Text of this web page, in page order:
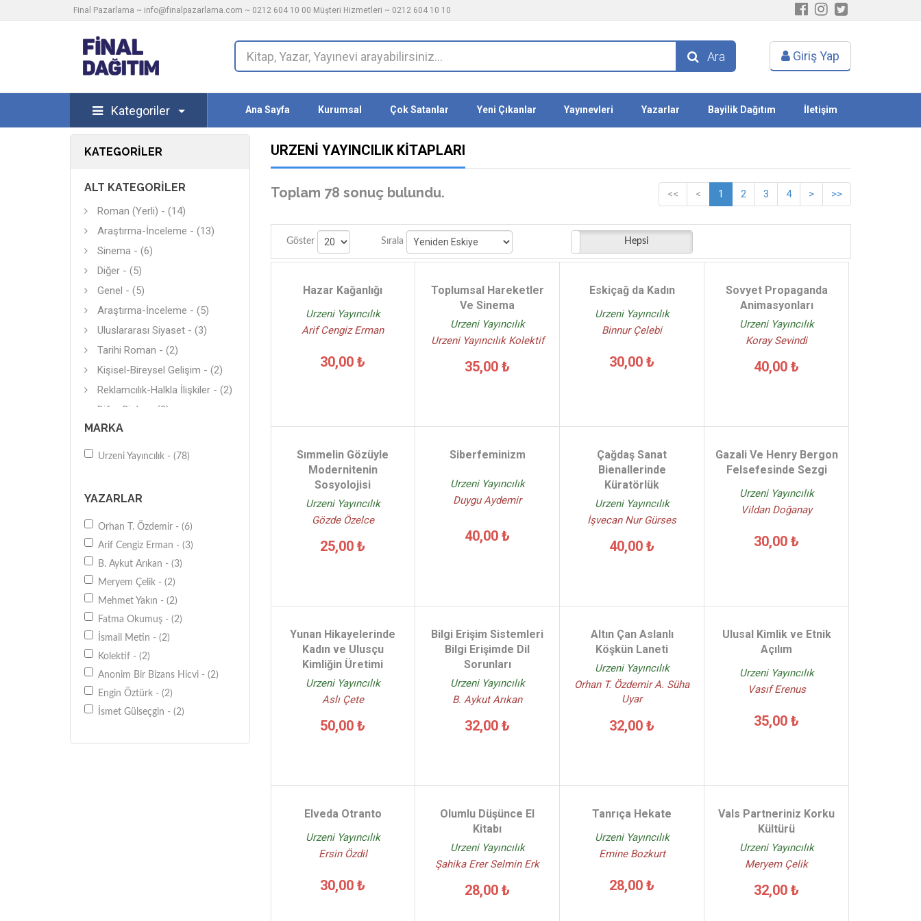
Final Pazarlama ~ info@finalpazarlama.com ~ 0212 604 10 00 Müşteri Hizmetleri ~ 0212 604 10 10
Ara Giriş Yap
Kategoriler Ana Sayfa Kurumsal Çok Satanlar Yeni Çıkanlar Yayınevleri Yazarlar Bayilik Dağıtım İletişim
KATEGORILER
ALT KATEGORILER
Roman (Yerli) - (14)
Araştırma-İnceleme - (13)
Sinema - (6)
Diğer - (5)
Genel - (5)
Araştırma-İnceleme - (5)
Uluslararası Siyaset - (3)
Tarihi Roman - (2)
Kişisel-Bireysel Gelişim - (2)
Reklamcılık-Halkla İlişkiler - (2)
Diğer Dinler - (2)
Diğer - (2)
Alevilik-Bektaşilik - (2)
Kentleşme - (1)
Türk-Osmanlı - (1)
Genel - (1)
Popüler Bilim - (1)
Diğer - (1)
Siyasal Tarih - (1)
Sağlıklı Beslenme-Diyet - (1)
Tasavvuf - (1)
İnceleme - (1)
MARKA
Urzeni Yayıncılık - (78)
YAZARLAR
Orhan T. Özdemir - (6)
Arif Cengiz Erman - (3)
B. Aykut Arıkan - (3)
Meryem Çelik - (2)
Mehmet Yakın - (2)
Fatma Okumuş - (2)
İsmail Metin - (2)
Kolektif - (2)
Anonim Bir Bizans Hicvi - (2)
Engin Öztürk - (2)
İsmet Gülseçgin - (2)
URZENI YAYINCILIK KITAPLARI
Toplam 78 sonuç bulundu. << < 1 2 3 4 > >>
Göster Sırala Stoktakiler Hepsi
Hazar Kağanlığı
Urzeni Yayıncılık
Arif Cengiz Erman
30,00 ₺
Toplumsal Hareketler
Ve Sinema
Urzeni Yayıncılık
Urzeni Yayıncılık Kolektif
35,00 ₺
Eskiçağ da Kadın
Urzeni Yayıncılık
Binnur Çelebi
30,00 ₺
Sovyet Propaganda
Animasyonları
Urzeni Yayıncılık
Koray Sevindi
40,00 ₺
Sımmelin Gözüyle
Modernitenin
Sosyolojisi
Urzeni Yayıncılık
Gözde Özelce
25,00 ₺
Siberfeminizm
Urzeni Yayıncılık
Duygu Aydemir
40,00 ₺
Çağdaş Sanat
Bienallerinde
Küratörlük
Urzeni Yayıncılık
İşvecan Nur Gürses
40,00 ₺
Gazali Ve Henry Bergon
Felsefesinde Sezgi
Urzeni Yayıncılık
Vildan Doğanay
30,00 ₺
Yunan Hikayelerinde
Kadın ve Ulusçu
Kimliğin Üretimi
Urzeni Yayıncılık
Aslı Çete
50,00 ₺
Bilgi Erişim Sistemleri
Bilgi Erişimde Dil
Sorunları
Urzeni Yayıncılık
B. Aykut Arıkan
32,00 ₺
Altın Çan Aslanlı
Köşkün Laneti
Urzeni Yayıncılık
Orhan T. Özdemir A. Süha
Uyar
32,00 ₺
Ulusal Kimlik ve Etnik
Açılım
Urzeni Yayıncılık
Vasıf Erenus
35,00 ₺
Elveda Otranto
Urzeni Yayıncılık
Ersin Özdil
30,00 ₺
Olumlu Düşünce El
Kitabı
Urzeni Yayıncılık
Şahika Erer Selmin Erk
28,00 ₺
Tanrıça Hekate
Urzeni Yayıncılık
Emine Bozkurt
28,00 ₺
Vals Partneriniz Korku
Kültürü
Urzeni Yayıncılık
Meryem Çelik
32,00 ₺